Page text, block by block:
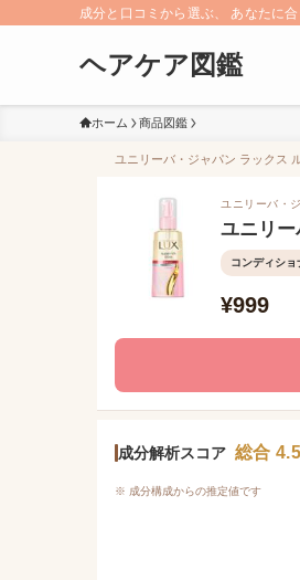
成分と口コミから選ぶ、 あなたに
ヘアケア図鑑
ホーム 商品図鑑
ユニリーバ・ジャパン ラックス
ユニリーバ・
ユニリ
コンディショ
¥999
成分解析スコア 総合
※ 成分構成からの推定値です